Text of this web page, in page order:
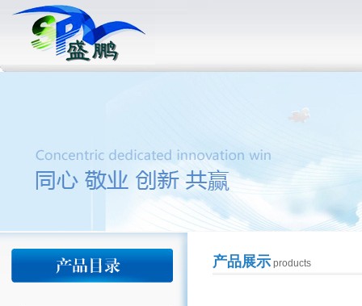
产品展示products